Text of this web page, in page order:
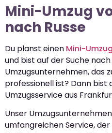
Mini-Umzug
nach Russe
Du planst einen Mini-Umzug
und bist auf der Suche
Umzugsunternehmen, das
professionell ist? Dann bist
Umzugsservice aus
Unser
umfangreichen Service,